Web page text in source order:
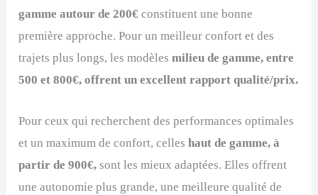
gamme autour de 200€ constituent une bonne
première approche. Pour un meilleur confort et des
trajets plus longs, les modèlesmilieu de gamme, entre
500 et 800€, offrent un excellent rapport qualité/prix.
Pour ceux qui recherchent des performances optimales
et un maximum de confort, celleshaut de gamme, à
partir de 900€, sont les mieux adaptées. Elles offrent
une autonomie plus grande, une meilleure qualité de